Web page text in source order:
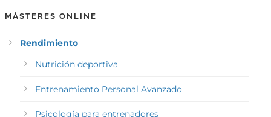
MÁSTERES ONLINE
Rendimiento
Nutrición deportiva
Entrenamiento Personal Avanzado
Psicología para entrenadores